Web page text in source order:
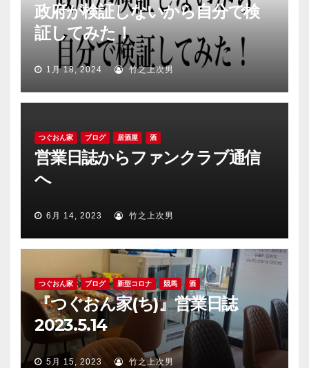
政府が検証しないから自分で検
証してみた！
1月 18, 2024 竹之上次男
つぐおん家 ブログ 居酒屋 酒
営業日誌からファンクラブ通信
へ
6月 14, 2023 竹之上次男
つぐおん家 ブログ 新型コロナ 競馬 酒
『つぐおん家(ち)』営業日誌
2023.5.14
5月 15, 2023 竹之上次男